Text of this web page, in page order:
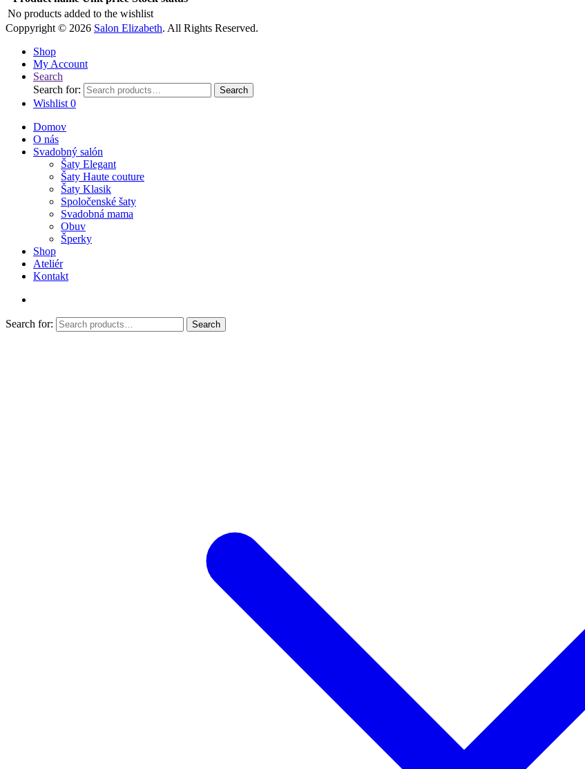
No products added to the wishlist
Coppyright © 2026 Salon Elizabeth. All Rights Reserved.
Shop
My Account
Search
Search for:
Search
Wishlist 0
Domov
O nás
Svadobný salón
Šaty Elegant
Šaty Haute couture
Šaty Klasik
Spoločenské šaty
Svadobná mama
Obuv
Šperky
Shop
Ateliér
Kontakt
Search for: Search